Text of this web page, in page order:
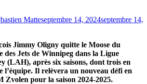
Matteseptembre 14, 2024septembre 14,
Jimmy Oligny quitte le Moose du
des Jets de Winnipeg dans la Ligue
(LAH), après six saisons, dont trois en
l’équipe. Il relèvera un nouveau défi en
Zvolen pour la saison 2024-2025.